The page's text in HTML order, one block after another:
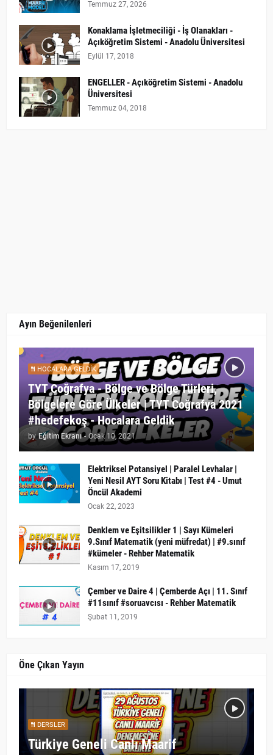
Temmuz 27, 2026
Konaklama İşletmeciliği - İş Olanakları -
Açıköğretim Sistemi - Anadolu Üniversitesi
Eylül 17, 2018
ENGELLER - Açıköğretim Sistemi - Anadolu
Üniversitesi
Temmuz 04, 2018
Ayın Beğenilenleri
HOCALARA GELDIK
TYT Coğrafya - Bölge ve Bölge Türleri,
Bölgelere Göre Ülkeler | TYT Coğrafya 2021
#hedefekoş - Hocalara Geldik
by Eğitim Ekranı - Ocak 10, 2021
Elektriksel Potansiyel | Paralel Levhalar |
Yeni Nesil AYT Soru Kitabı | Test #4 - Umut
Öncül Akademi
Ocak 22, 2023
Denklem ve Eşitsilikler 1 | Sayı Kümeleri
9.Sınıf Matematik (yeni müfredat) | #9.sınıf
#kümeler - Rehber Matematik
Kasım 17, 2019
Çember ve Daire 4 | Çemberde Açı | 11. Sınıf
#11sınıf #soruavcısı - Rehber Matematik
Şubat 11, 2019
Öne Çıkan Yayın
DERSLER
Türkiye Geneli Canlı Maarif